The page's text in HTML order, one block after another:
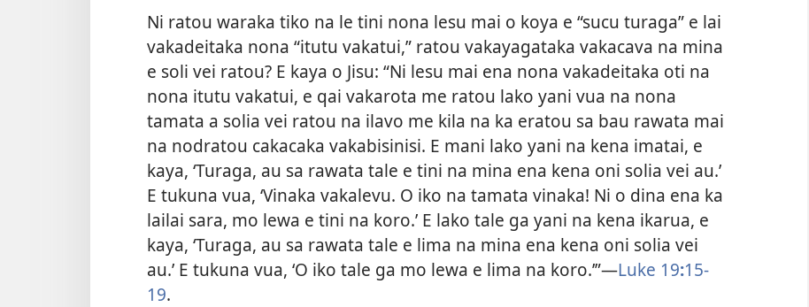
Ni ratou waraka tiko na le tini nona lesu mai o koya e “sucu turaga” e lai
vakadeitaka nona “itutu vakatui,” ratou vakayagataka vakacava na mina
e soli vei ratou? E kaya o Jisu: “Ni lesu mai ena nona vakadeitaka oti na
nona itutu vakatui, e qai vakarota me ratou lako yani vua na nona
tamata a solia vei ratou na ilavo me kila na ka eratou sa bau rawata mai
na nodratou cakacaka vakabisinisi. E mani lako yani na kena imatai, e
kaya, ‘Turaga, au sa rawata tale e tini na mina ena kena oni solia vei au.’
E tukuna vua, ‘Vinaka vakalevu. O iko na tamata vinaka! Ni o dina ena ka
lailai sara, mo lewa e tini na koro.’ E lako tale ga yani na kena ikarua, e
kaya, ‘Turaga, au sa rawata tale e lima na mina ena kena oni solia vei
au.’ E tukuna vua, ‘O iko tale ga mo lewa e lima na koro.’”​—Luke 19:15-
19.